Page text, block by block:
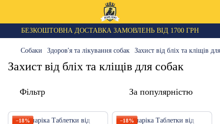
БЕЗКОШТОВНА ДОСТАВКА ЗАМОВЛЕНЬ ВІД 1700 ГРН
Собаки Здоров'я та лікування собак Захист від бліх та кліщів
Захист від бліх та кліщів для собак
Фільтр За популярністю
−18% −18%